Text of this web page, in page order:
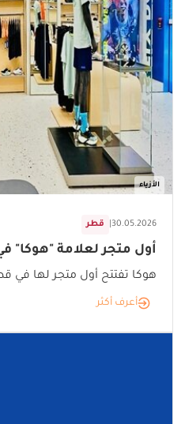
الأزياء
قطر 30.05.2026
أول متجر لعلامة "هوكا"
هوكا تفتتح أول متجر لها في
أعرف أكثر